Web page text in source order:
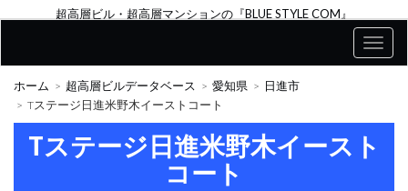
超高層ビル・超高層マンションの『BLUE STYLE COM』
ホーム 超高層ビルデータベース 愛知県
日進市
Tステージ日進米野木イーストコート
Tステージ日進米野木イースト
コート